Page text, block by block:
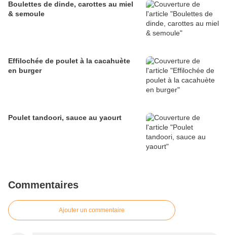
Boulettes de dinde, carottes au miel
& semoule
Effilochée de poulet à la cacahuète
en burger
Poulet tandoori, sauce au yaourt
Commentaires
Ajouter un commentaire